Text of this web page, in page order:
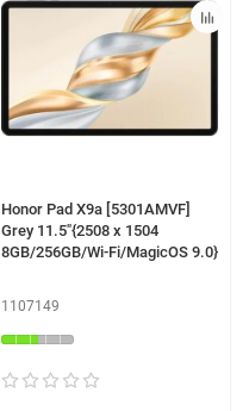
Honor Pad X9a [5301AMVF]
Grey 11.5"{2508 x 1504
8GB/256GB/Wi-Fi/MagicOS 9.0}
1107149